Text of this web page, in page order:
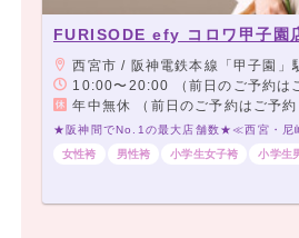
FURISODE efy コロワ甲子園
西宮市 / 阪神電鉄本線「甲子園」
10:00〜20:00 （前日のご予約はご予約日の変更をお願いする場合や、お待た
年中無休 （前日のご予約はご予約日の変更をお願いする場合や、お待た
女性袴
男性袴 小学生女子袴 小学生